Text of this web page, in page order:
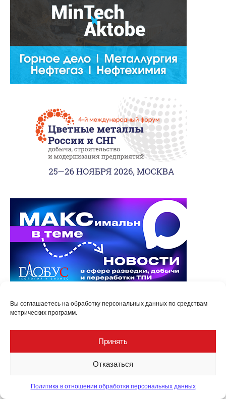
Вы соглашаетесь на обработку персональных данных по средствам
метрических программ.
Принять
Отказаться
Политика в отношении обработки персональных данных